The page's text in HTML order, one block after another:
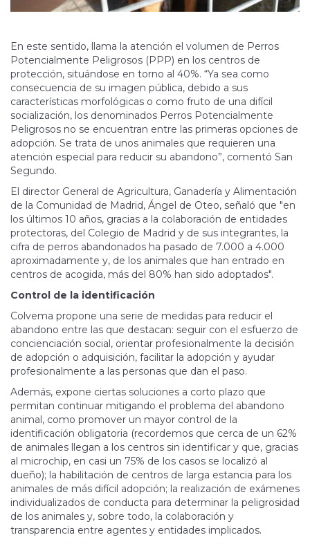
En este sentido, llama la atención el volumen de Perros
Potencialmente Peligrosos (PPP) en los centros de
protección, situándose en torno al 40%. “Ya sea como
consecuencia de su imagen pública, debido a sus
características morfológicas o como fruto de una difícil
socialización, los denominados Perros Potencialmente
Peligrosos no se encuentran entre las primeras opciones de
adopción. Se trata de unos animales que requieren una
atención especial para reducir su abandono”, comentó San
Segundo.
El director General de Agricultura, Ganadería y Alimentación
de la Comunidad de Madrid, Ángel de Oteo, señaló que "en
los últimos 10 años, gracias a la colaboración de entidades
protectoras, del Colegio de Madrid y de sus integrantes, la
cifra de perros abandonados ha pasado de 7.000 a 4.000
aproximadamente y, de los animales que han entrado en
centros de acogida, más del 80% han sido adoptados".
Control de la identificación
Colvema propone una serie de medidas para reducir el
abandono entre las que destacan: seguir con el esfuerzo de
concienciación social, orientar profesionalmente la decisión
de adopción o adquisición, facilitar la adopción y ayudar
profesionalmente a las personas que dan el paso.
Además, expone ciertas soluciones a corto plazo que
permitan continuar mitigando el problema del abandono
animal, como promover un mayor control de la
identificación obligatoria (recordemos que cerca de un 62%
de animales llegan a los centros sin identificar y que, gracias
al microchip, en casi un 75% de los casos se localizó al
dueño); la habilitación de centros de larga estancia para los
animales de más difícil adopción; la realización de exámenes
individualizados de conducta para determinar la peligrosidad
de los animales y, sobre todo, la colaboración y
transparencia entre agentes y entidades implicados.